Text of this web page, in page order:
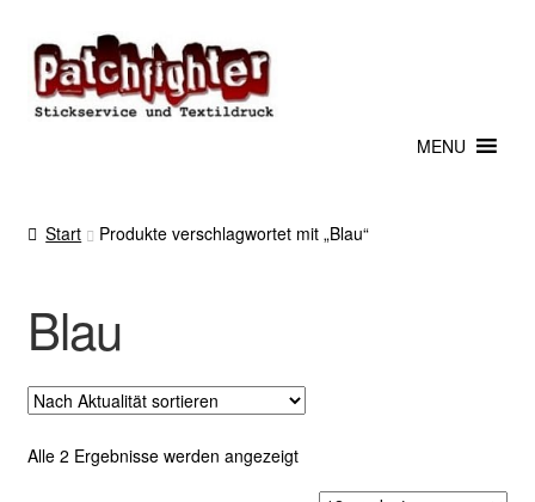
Zur
Navigation
springen
Zum
Inhalt
springen
MENU
Start Produkte verschlagwortet mit „Blau“
Blau
Alle 2 Ergebnisse werden angezeigtNach